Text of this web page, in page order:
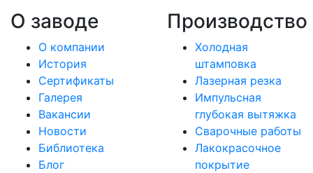
О заводе
О компании
История
Сертификаты
Галерея
Вакансии
Новости
Библиотека
Блог
Производство
Холодная
штамповка
Лазерная резка
Импульсная
глубокая вытяжка
Сварочные работы
Лакокрасочное
покрытие